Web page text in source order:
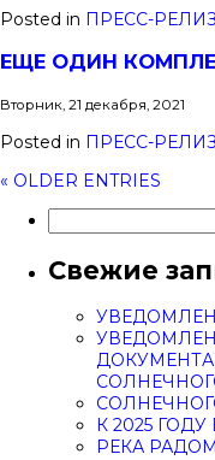
Posted in ПРЕСС-
ЕЩЕ ОДИН
Вторник, 21 декабря, 2021
Posted in ПРЕСС-
« OLDER ENTRIES
Свежие
К 2025
РЕКА